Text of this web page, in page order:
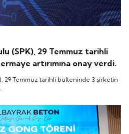
(SPK), 29 Temmuz tarihli
artırımına onay verdi.
29 Temmuz tarihli bülteninde 3 şirketin